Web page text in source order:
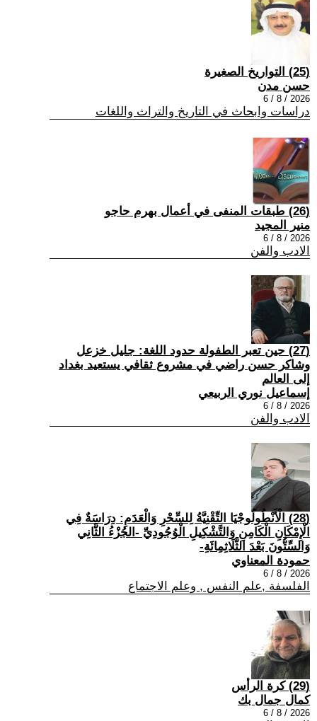
(25) التواريخ الصغيرة
حسن مدن
2026 / 8 / 6
دراسات وابحاث في التاريخ والتراث واللغات
(26) طبقات المنفى في أعمال بهرم حاجو
منير المجيد
2026 / 8 / 6
الادب والفن
(27) حين تعبر الطفولة حدود اللغة: جليل خزعل
وشاكر حسن راضي في مشروع ثقافي يستعيد بغداد
إلى العالم
إسماعيل نوري الربيعي
2026 / 8 / 6
الادب والفن
(28) الْأَنْطُولُوجْيَا التِّقْنِيَّةُ لِلسِّحْرِ وَالْعَدَمِ: دِرَاسَةٌ فِي
الْإِمْكَانِ الْكَامِنِ وَالتَّشْكِيلِ الْوُجُودِيِّ -الجُزْءُ الثَّانِي
وَالسِّتُّونَ بَعْدَ الثَّلَاثِمِائَةِ-
حمودة المعناوي
2026 / 8 / 6
الفلسفة ,علم النفس , وعلم الاجتماع
(29) كرة الرأس
كمال جمال بك
2026 / 8 / 6